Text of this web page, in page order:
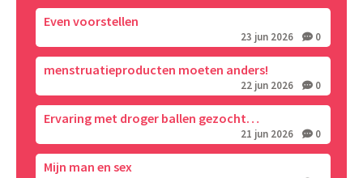
Even voorstellen
23 jun 2026 0
menstruatieproducten moeten anders!
22 jun 2026 0
Ervaring met droger ballen gezocht…
21 jun 2026 0
Mijn man en sex